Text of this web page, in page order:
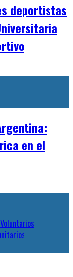
deportistas
en el